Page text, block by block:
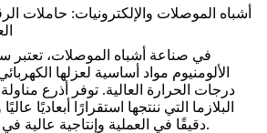
أشباه الموصلات والإلكترونيات: حاملات
في صناعة أشباه الموصلات، تعتبر
الألومنيوم مواد أساسية لعزلها
درجات الحرارة العالية. توفر أذرع
البلازما التي ننتجها استقرارًا أبعاديًا
دقيقًا في العملية وإنتاجية عالية في تصنيع أشباه الموصلات.